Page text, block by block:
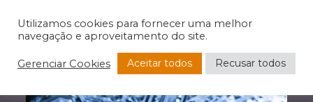
Utilizamos cookies para fornecer uma melhor
navegação e aproveitamento do site.
Gerenciar Cookies Aceitar todos Recusar todos